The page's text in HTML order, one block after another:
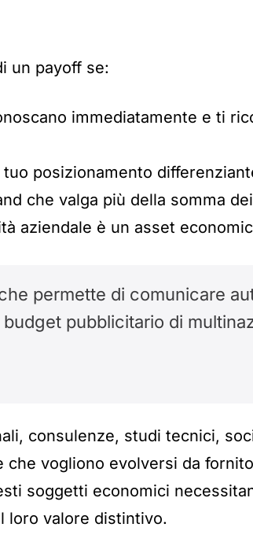
un payoff se:
immediatamente e ti
posizionamento
che valga più della somma
aziendale è un asset
permette di comunicare
pubblicitario di
consulenze, studi tecnici,
vogliono evolversi da
soggetti economici
loro valore distintivo.